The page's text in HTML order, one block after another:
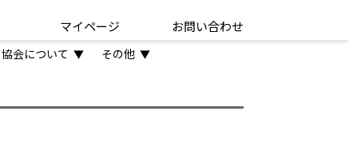
マイページ お問い合わせ
協会について ▼ その他 ▼